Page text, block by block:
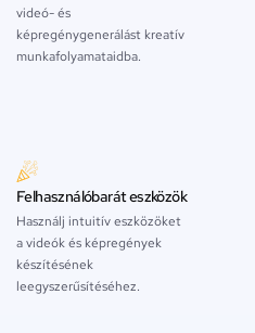
videó- és
képregénygenerálást kreatív
munkafolyamataidba.
Felhasználóbarát eszközök
Használj intuitív eszközöket
a videók és képregények
készítésének
leegyszerűsítéséhez.